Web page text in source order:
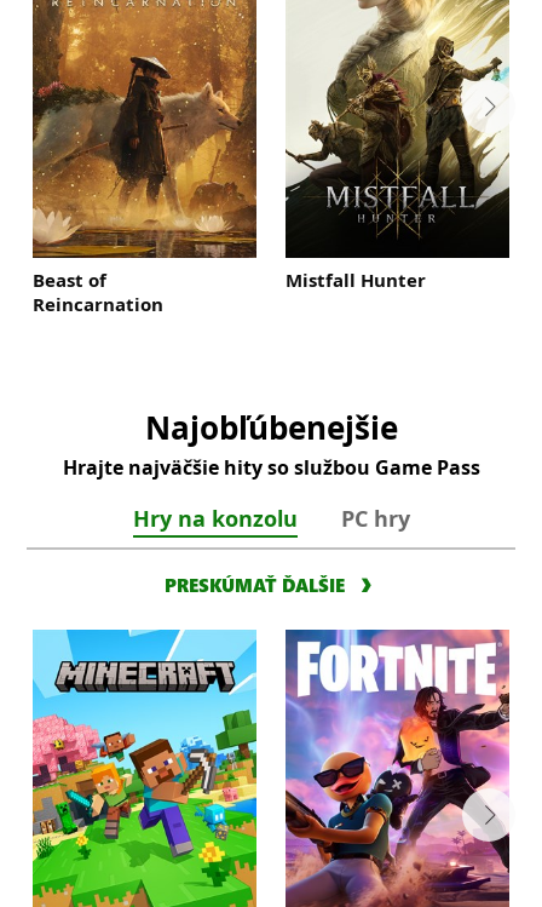
Beast of
Reincarnation
Mistfall Hunter
Najobľúbenejšie
Hrajte najväčšie hity so službou Game Pass
Hry na konzolu PC hry
PRESKÚMAŤ ĎALŠIE